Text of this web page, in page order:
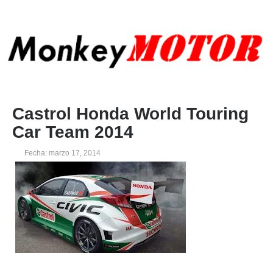
Castrol Honda World Touring
Car Team 2014
Fecha: marzo 17, 2014